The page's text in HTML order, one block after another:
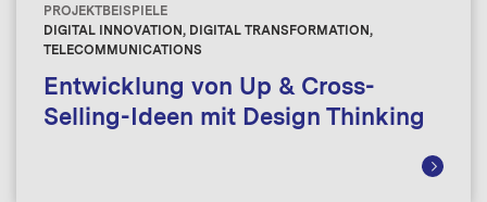
PROJEKTBEISPIELE
DIGITAL INNOVATION, DIGITAL TRANSFORMATION,
TELECOMMUNICATIONS
Entwicklung von Up & Cross-
Selling-Ideen mit Design Thinking